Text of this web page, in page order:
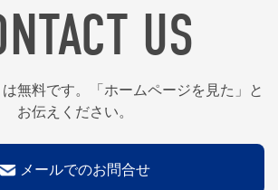
US
無料です。「ホームページを見た」と
お伝えください。
メールでのお問合せ